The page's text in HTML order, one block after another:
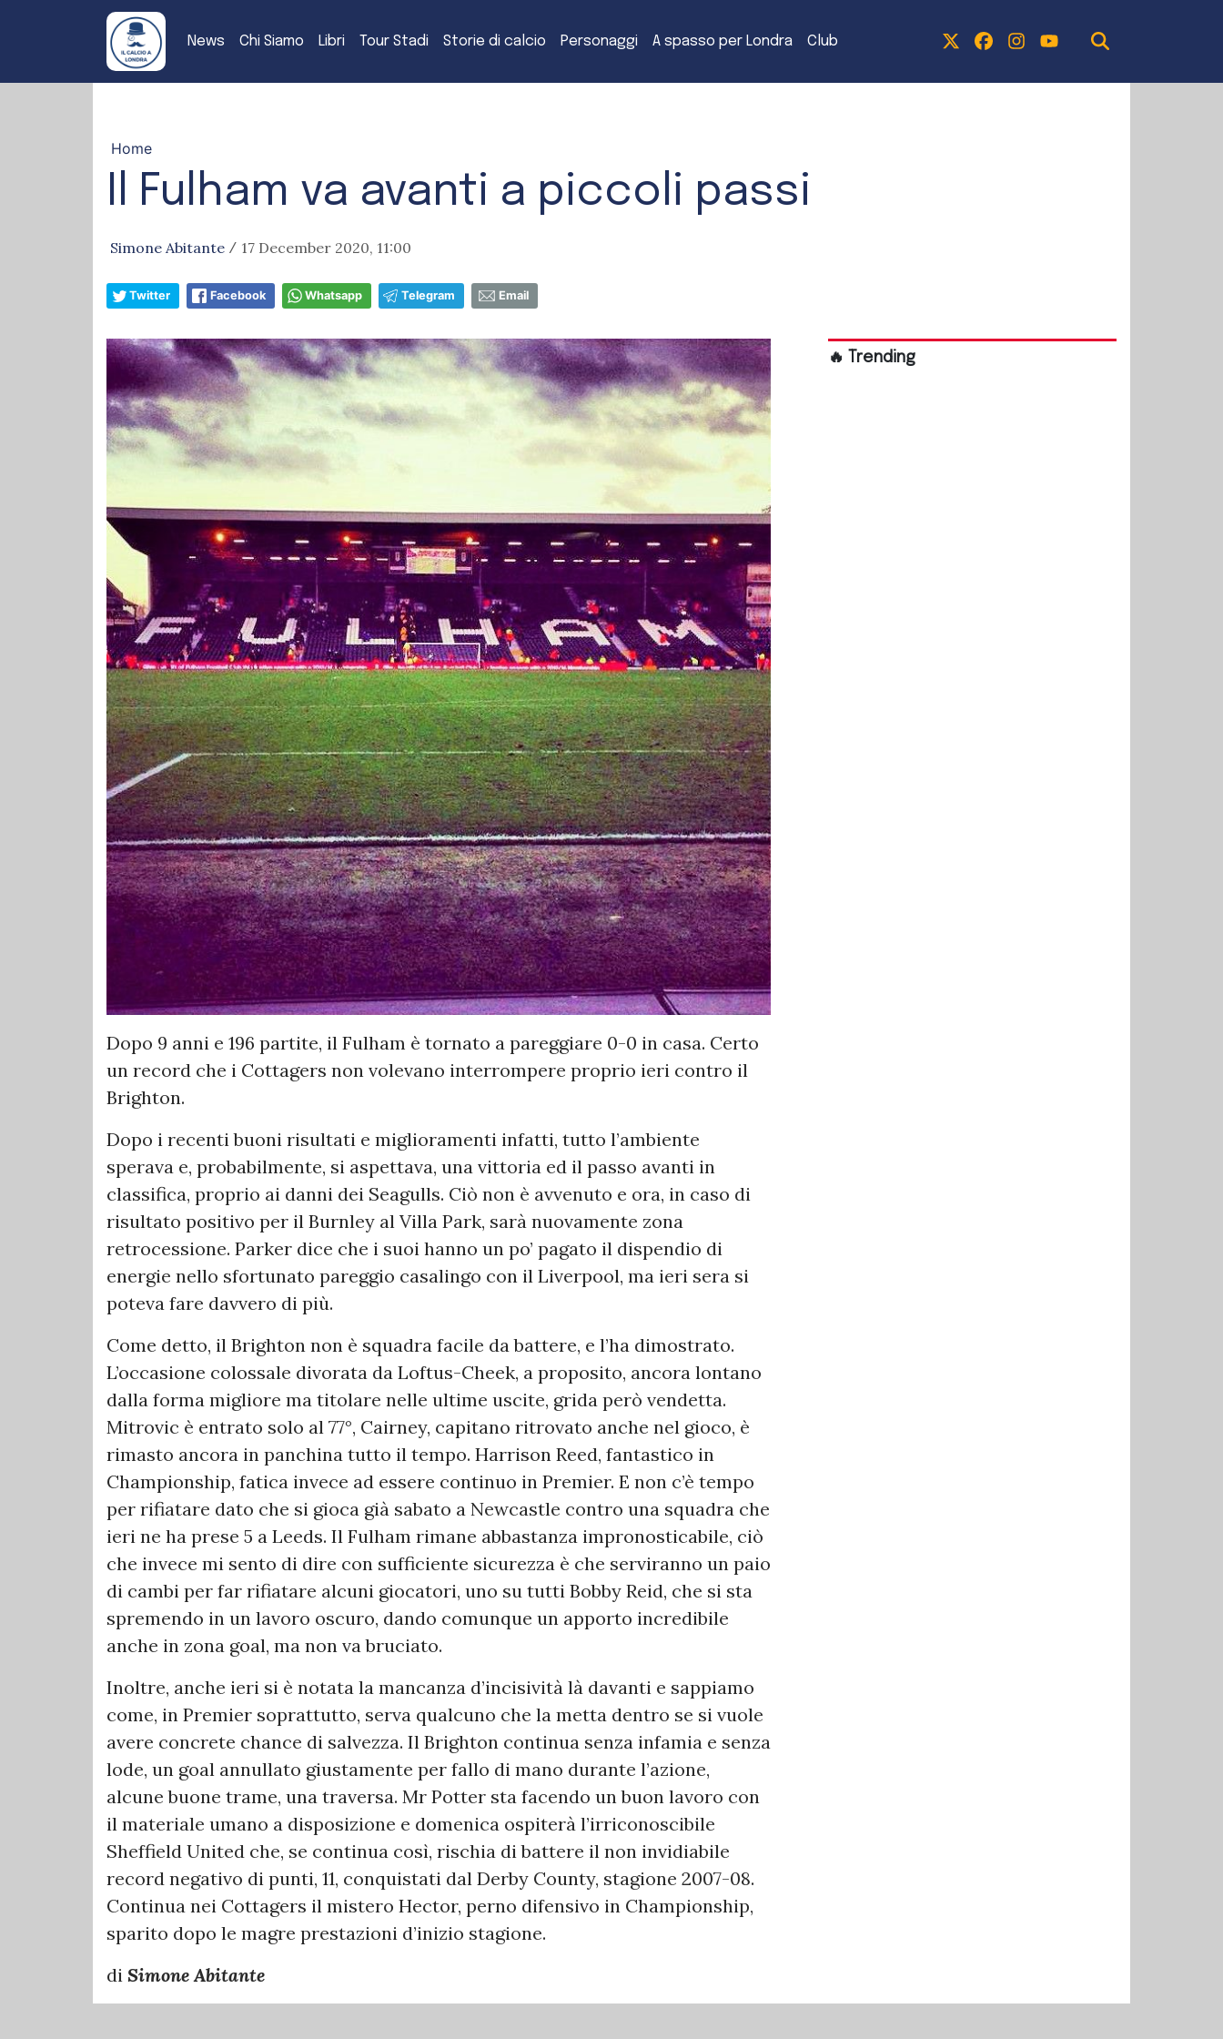
News Chi Siamo Libri Tour Stadi Storie di calcio Personaggi A spasso per Londra Club
Home
Il Fulham va avanti a piccoli passi
Simone Abitante / 17 December 2020, 11:00
Twitter Facebook Whatsapp Telegram Email
Dopo 9 anni e 196 partite, il Fulham è tornato a pareggiare 0-0 in casa. Certo
un record che i Cottagers non volevano interrompere proprio ieri contro il
Brighton.
Dopo i recenti buoni risultati e miglioramenti infatti, tutto l’ambiente
sperava e, probabilmente, si aspettava, una vittoria ed il passo avanti in
classifica, proprio ai danni dei Seagulls. Ciò non è avvenuto e ora, in caso di
risultato positivo per il Burnley al Villa Park, sarà nuovamente zona
retrocessione. Parker dice che i suoi hanno un po’ pagato il dispendio di
energie nello sfortunato pareggio casalingo con il Liverpool, ma ieri sera si
poteva fare davvero di più.
Come detto, il Brighton non è squadra facile da battere, e l’ha dimostrato.
L’occasione colossale divorata da Loftus-Cheek, a proposito, ancora lontano
dalla forma migliore ma titolare nelle ultime uscite, grida però vendetta.
Mitrovic è entrato solo al 77°, Cairney, capitano ritrovato anche nel gioco, è
rimasto ancora in panchina tutto il tempo. Harrison Reed, fantastico in
Championship, fatica invece ad essere continuo in Premier. E non c’è tempo
per rifiatare dato che si gioca già sabato a Newcastle contro una squadra che
ieri ne ha prese 5 a Leeds. Il Fulham rimane abbastanza impronosticabile, ciò
che invece mi sento di dire con sufficiente sicurezza è che serviranno un paio
di cambi per far rifiatare alcuni giocatori, uno su tutti Bobby Reid, che si sta
spremendo in un lavoro oscuro, dando comunque un apporto incredibile
anche in zona goal, ma non va bruciato.
Inoltre, anche ieri si è notata la mancanza d’incisività là davanti e sappiamo
come, in Premier soprattutto, serva qualcuno che la metta dentro se si vuole
avere concrete chance di salvezza. Il Brighton continua senza infamia e senza
lode, un goal annullato giustamente per fallo di mano durante l’azione,
alcune buone trame, una traversa. Mr Potter sta facendo un buon lavoro con
il materiale umano a disposizione e domenica ospiterà l’irriconoscibile
Sheffield United che, se continua così, rischia di battere il non invidiabile
record negativo di punti, 11, conquistati dal Derby County, stagione 2007-08.
Continua nei Cottagers il mistero Hector, perno difensivo in Championship,
sparito dopo le magre prestazioni d’inizio stagione.
di Simone Abitante
🔥 Trending